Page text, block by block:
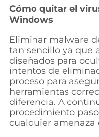
Cómo quitar el
Windows
Eliminar malware
tan sencillo ya que
diseñados para
intentos de
proceso para
herramientas
diferencia. A
procedimiento
cualquier amenaza